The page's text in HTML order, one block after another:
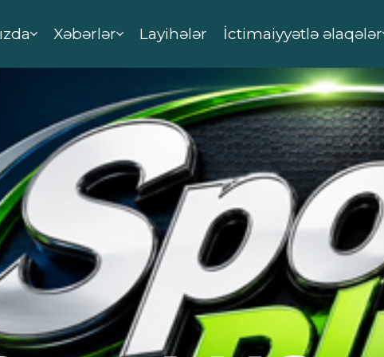
Xəbərlər Layihələr İctimaiyyətlə əlaqələr